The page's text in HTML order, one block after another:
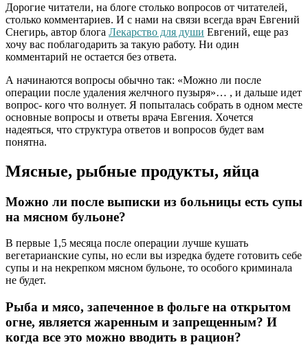
Дорогие читатели, на блоге столько вопросов от читателей,
столько комментариев. И с нами на связи всегда врач Евгений
Снегирь, автор блога Лекарство для души Евгений, еще раз
хочу вас поблагодарить за такую работу. Ни один
комментарий не остается без ответа.
А начинаются вопросы обычно так: «Можно ли после
операции после удаления желчного пузыря»… , и дальше идет
вопрос- кого что волнует. Я попыталась собрать в одном месте
основные вопросы и ответы врача Евгения. Хочется
надеяться, что структура ответов и вопросов будет вам
понятна.
Мясные, рыбные продукты, яйца
Можно ли после выписки из больницы есть супы
на мясном бульоне?
В первые 1,5 месяца после операции лучше кушать
вегетарианские супы, но если вы изредка будете готовить себе
супы и на некрепком мясном бульоне, то особого криминала
не будет.
Рыба и мясо, запеченное в фольге на открытом
огне, является жаренным и запрещенным? И
когда все это можно вводить в рацион?